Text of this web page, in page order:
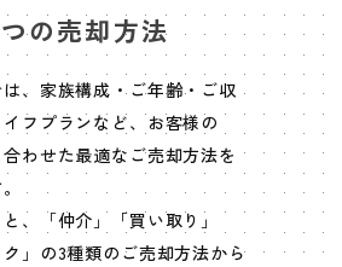
2丁目の土地 ご成約しました
中古戸建 ご成約しました
の一棟中古アパート ご成約しました
丁目の土地 ご成約しました
つの売却方法
、家族構成・ご年齢・ご収
フプランなど、お客様の
わせた最適なご売却方法を
、「仲介」「買い取り」
ク」の3種類のご売却方法から